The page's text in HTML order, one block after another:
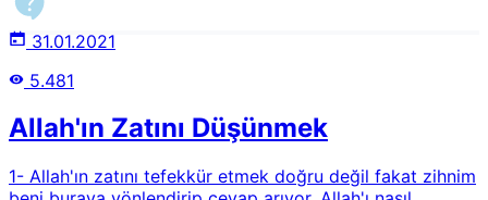
31.01.2021
5.481
Allah'ın Zatını Düşünmek
1- Allah'ın zatını tefekkür etmek doğru değil fakat zihnim